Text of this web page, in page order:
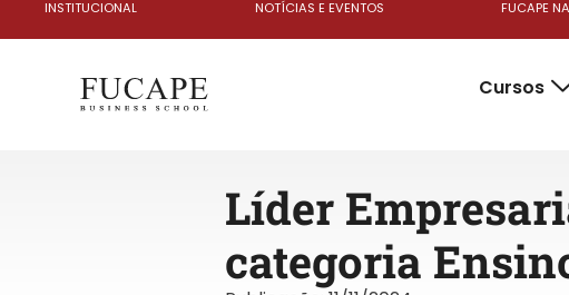
INSTITUCIONAL NOTÍCIAS E EVENTOS FUCAPE
Cursos
Líder
categoria